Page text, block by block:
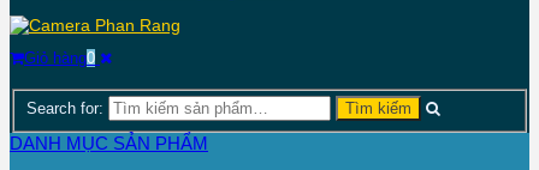
Giỏ hàng0
Search for:
DANH MỤC SẢN PHẨM